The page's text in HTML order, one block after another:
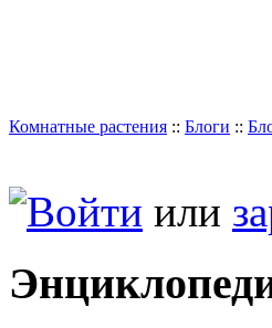
Комнатные растения :: Блоги ::
Войти или